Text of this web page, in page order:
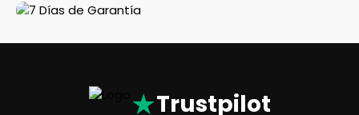
★Trustpilot